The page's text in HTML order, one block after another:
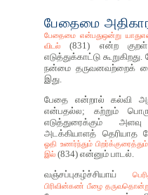
பேதைமை
பேதைமை என்பதுஒன்று
விடல்
(831) என்ற
எடுத்துக்காட்டு
நன்மை தருவனவற்றைக்
இது.
பேதை என்றால் கல்வி
என்பதல்ல; கற்றும்
எடுத்துரைக்கும்
அடக்கியாளத் தெரியாத
ஓதி உணர்ந்தும்
இல் (834) என்னும் பாடல்.
வஞ்சப்புகழ்ச்சியாய்
பிரிவின்கண் பீழை